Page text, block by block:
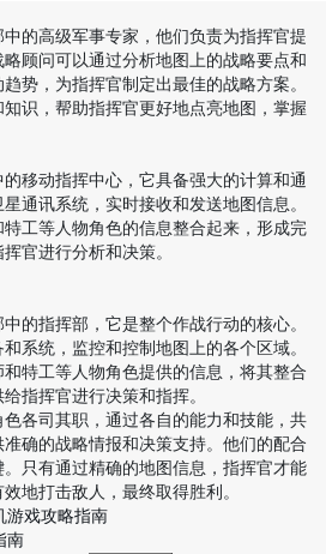
的高级军事专家，他们负责为指挥官提
顾问可以通过分析地图上的战略要点和
势，为指挥官制定出最佳的战略方案。
识，帮助指挥官更好地点亮地图，掌握
移动指挥中心，它具备强大的计算和通
通讯系统，实时接收和发送地图信息。
工等人物角色的信息整合起来，形成完
官进行分析和决策。
的指挥部，它是整个作战行动的核心。
系统，监控和控制地图上的各个区域。
特工等人物角色提供的信息，将其整合
指挥官进行决策和指挥。
各司其职，通过各自的能力和技能，共
确的战略情报和决策支持。他们的配合
只有通过精确的地图信息，指挥官才能
地打击敌人，最终取得胜利。
游戏攻略指南
南